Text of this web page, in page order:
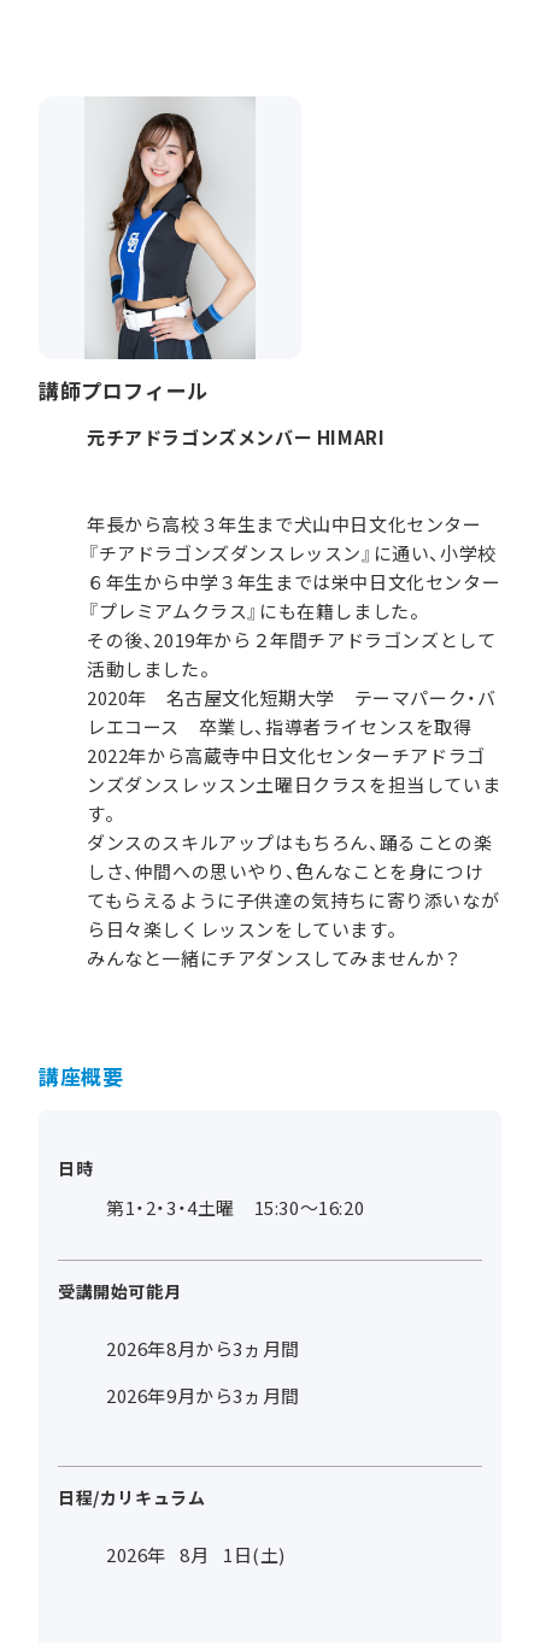
講師プロフィール
元チアドラゴンズメンバー HIMARI
年長から高校３年生まで犬山中日文化センター
『チアドラゴンズダンスレッスン』に通い、小学校
６年生から中学３年生までは栄中日文化センター
『プレミアムクラス』にも在籍しました。
その後、2019年から２年間チアドラゴンズとして
活動しました。
2020年 名古屋文化短期大学 テーマパーク・バ
レエコース 卒業し、指導者ライセンスを取得
2022年から高蔵寺中日文化センターチアドラゴ
ンズダンスレッスン土曜日クラスを担当していま
す。
ダンスのスキルアップはもちろん、踊ることの楽
しさ、仲間への思いやり、色んなことを身につけ
てもらえるように子供達の気持ちに寄り添いなが
ら日々楽しくレッスンをしています。
みんなと一緒にチアダンスしてみませんか？
講座概要
日時
第1・2・3・4土曜 15:30～16:20
受講開始可能月
2026年8月から3ヵ月間
2026年9月から3ヵ月間
日程/カリキュラム
2026年 8月 1日(土)